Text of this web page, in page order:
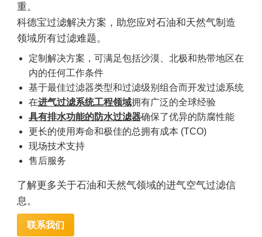
重。
科德宝过滤解决方案，助您应对石油和天然气制造
领域所有过滤难题。
定制解决方案，可满足包括沙漠、北极和热带地区在
内的任何工作条件
基于最佳过滤器类型和过滤级别组合而开发过滤系统
在进气过滤系统工程领域拥有广泛的全球经验
具有排水功能的防水过滤器确保了优异的防腐性能
更长的使用寿命和极佳的总拥有成本 (TCO)
现场技术支持
售后服务
了解更多关于石油和天然气领域的进气空气过滤信
息。
联系我们